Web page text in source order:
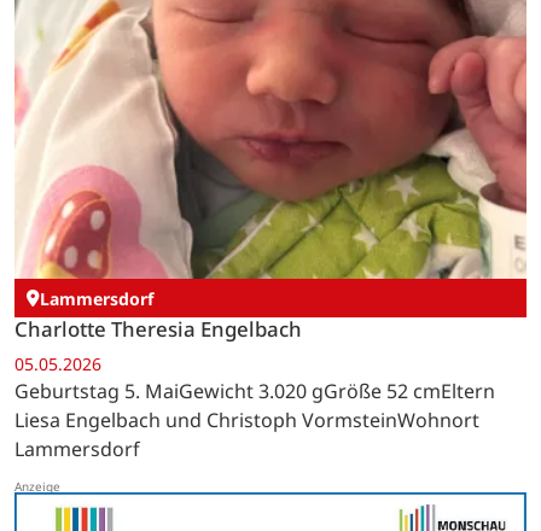
Lammersdorf
Charlotte Theresia Engelbach
05.05.2026
Geburtstag 5. MaiGewicht 3.020 gGröße 52 cmEltern
Liesa Engelbach und Christoph VormsteinWohnort
Lammersdorf